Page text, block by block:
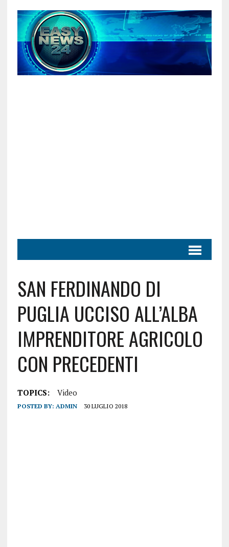
SAN FERDINANDO DI
PUGLIA UCCISO ALL’ALBA
IMPRENDITORE AGRICOLO
CON PRECEDENTI
TOPICS: Video
POSTED BY: ADMIN 30 LUGLIO 2018